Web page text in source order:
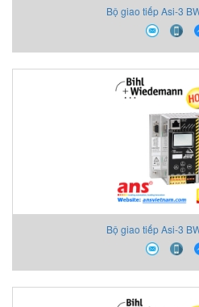
Bộ giao tiếp Asi-3
Bộ giao tiếp Asi-3